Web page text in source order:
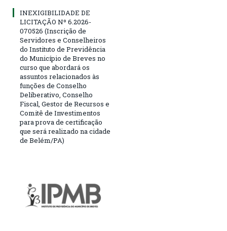
INEXIGIBILIDADE DE
LICITAÇÃO Nº 6.2026-
070526 (Inscrição de
Servidores e Conselheiros
do Instituto de Previdência
do Município de Breves no
curso que abordará os
assuntos relacionados às
funções de Conselho
Deliberativo, Conselho
Fiscal, Gestor de Recursos e
Comitê de Investimentos
para prova de certificação
que será realizado na cidade
de Belém/PA)